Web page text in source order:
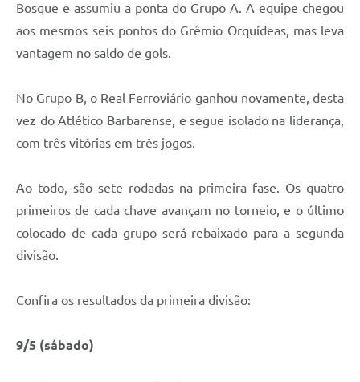
Galeria de Vídeos
Enquete
Plano Municipal de Segurança Pública
Plano de Contratações Anuais
Bosque e assumiu a ponta do Grupo A. A equipe chegou
aos mesmos seis pontos do Grêmio Orquídeas, mas leva
vantagem no saldo de gols.
No Grupo B, o Real Ferroviário ganhou novamente, desta
vez do Atlético Barbarense, e segue isolado na liderança,
com três vitórias em três jogos.
Ao todo, são sete rodadas na primeira fase. Os quatro
primeiros de cada chave avançam no torneio, e o último
colocado de cada grupo será rebaixado para a segunda
divisão.
Confira os resultados da primeira divisão:
9/5 (sábado)